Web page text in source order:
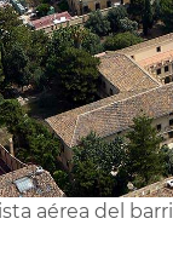
aérea del